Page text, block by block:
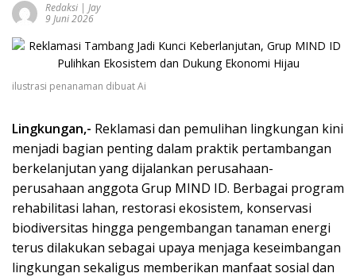
Redaksi | Jay
9 Juni 2026
ilustrasi penanaman dibuat Ai
Lingkungan,- Reklamasi dan pemulihan lingkungan kini
menjadi bagian penting dalam praktik pertambangan
berkelanjutan yang dijalankan perusahaan-
perusahaan anggota Grup MIND ID. Berbagai program
rehabilitasi lahan, restorasi ekosistem, konservasi
biodiversitas hingga pengembangan tanaman energi
terus dilakukan sebagai upaya menjaga keseimbangan
lingkungan sekaligus memberikan manfaat sosial dan